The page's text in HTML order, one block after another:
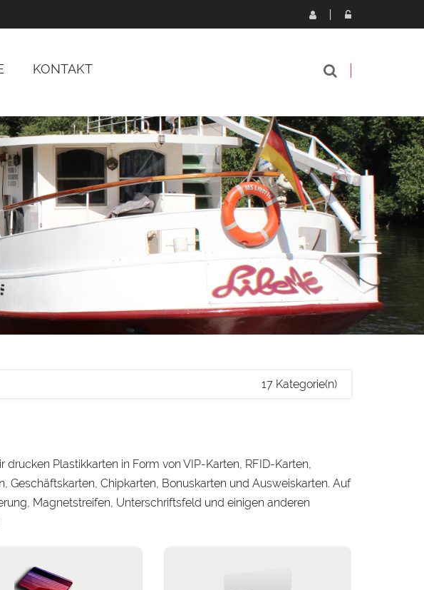
KONTAKT
17 Kategorie(n)
Plastikkarten in Form von VIP-Karten, RFID-Karten,
Geschäftskarten, Chipkarten, Bonuskarten und Ausweiskarten. Auf
Magnetstreifen, Unterschriftsfeld und einigen anderen